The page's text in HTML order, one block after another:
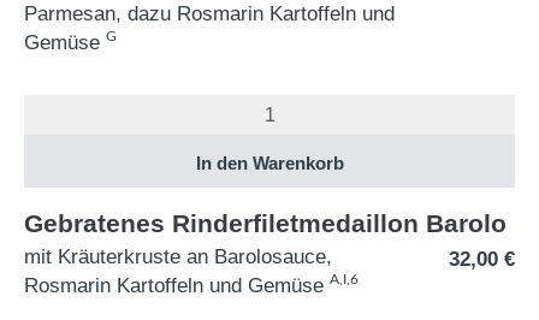
Parmesan, dazu Rosmarin Kartoffeln und
Gemüse G
Gebratenes Rinderfiletmedaillon Barolo
mit Kräuterkruste an Barolosauce,
Rosmarin Kartoffeln und Gemüse A,I,6
32,00 €